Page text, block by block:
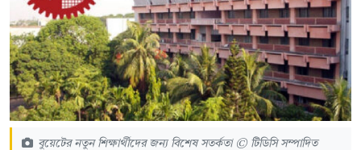
বুয়েটের নতুন শিক্ষার্থীদের জন্য বিশেষ সতর্কতা © টিডিসি সম্পাদিত